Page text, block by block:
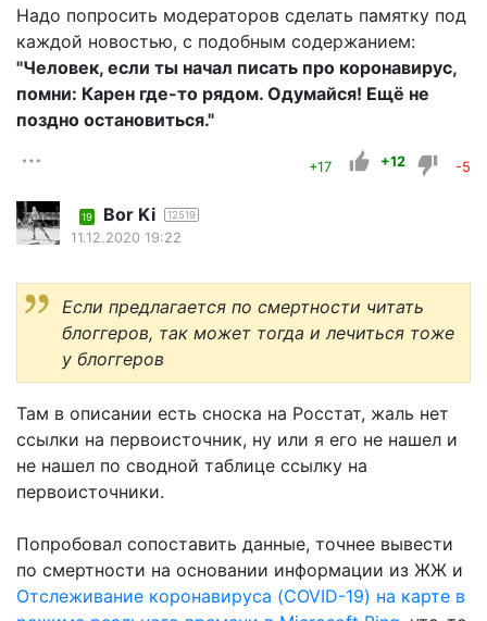
Надо попросить модераторов сделать памятку под
каждой новостью, с подобным содержанием:
"Человек, если ты начал писать про коронавирус,
помни: Карен где-то рядом. Одумайся! Ещё не
поздно остановиться."
+17 +12 -5
19 Bor Ki 12519
11.12.2020 19:22
Если предлагается по смертности читать
блоггеров, так может тогда и лечиться тоже
у блоггеров
Там в описании есть сноска на Росстат, жаль нет
ссылки на первоисточник, ну или я его не нашел и
не нашел по сводной таблице ссылку на
первоисточники.
Попробовал сопоставить данные, точнее вывести
по смертности на основании информации из ЖЖ и
Отслеживание коронавируса (COVID-19) на карте в